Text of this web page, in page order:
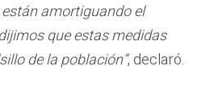
amortiguando el
que estas medidas
de la población”, declaró.